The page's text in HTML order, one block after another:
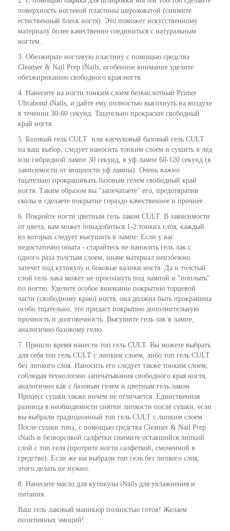
поверхность ногтевой пластины шероховатой (снимите
естественный блеск ногтя). Это поможет искусственному
материалу более качественно соединиться с натуральным
ногтем.
3. Обезжирьте ногтевую пластину с помощью средства
Cleanser & Nail Prep iNails, особенное внимание уделите
обезжириванию свободного края ногтя.
4. Нанесите на ногти тонким слоем безкислотный Primer
Ultrabond iNails, и дайте ему полностью высохнуть на воздухе
в течении 30-60 секунд. Тщательно прокрасьте свободный
край ногтя.
5. Базовый гель CULT или каучуковый базовый гель CULT
на ваш выбор, следует наносить тонким слоем и сушить в лед
или гибридной лампе 30 секунд, в уф лампе 60-120 секунд (в
зависимости от мощности уф лампы). Очень важно
тщательно прокрашивать базовым гелем свободный край
ногтя. Таким образом вы "запечатаете" его, предотвратив
сколы и сделаете покрытие гораздо качественнее и прочнее.
6. Покройте ногти цветным гель лаком CULT. В зависимости
от цвета, вам может понадобиться 1-2 тонких слоя, каждый
из которых следует высушить в лампе. Если у вас
недостаточно опыта - старайтесь не наносить гель лак с
одного раза толстым слоем, иначе материал неизбежно
затечет под кутикулу и боковые валики ногтя. Да и толстый
слой гель лака может не просохнуть под лампой и "поплыть"
по ногтю. Уделите особое внимание покрытию торцевой
части (свободному краю) ногтя, она должна быть прокрашена
особо тщательно, это придаст покрытию дополнительную
прочность и долговечность. Высушите гель лак в лампе,
аналогично базовому гелю.
7. Пришло время нанести топ гель CULT. Вы можете выбрать
для себя топ гель CULT с липким слоем, либо топ гель CULT
без липкого слоя. Наносить его следует также тонким слоем,
соблюдая технологию запечатывания свободного края ногтя,
аналогично как с базовым гелем и цветным гель лаком.
Процесс сушки также ничем не отличается. Единственная
разница в необходимости снятии липкости после сушки, если
вы выбрали традиционный топ гель CULT с липким слоем.
После сушки топа, с помощью средства Cleanser & Nail Prep
iNails и безворсовой салфетки снимите оставшийся липкий
слой с топ геля (протрите ногти салфеткой, смоченной в
средстве). Если же вы выбрали топ гель без липкого слоя,
этого делать не нужно.
8. Нанесите масло для кутикулы iNails для увлажнения и
питания.
Ваш гель лаковый маникюр полностью готов! Желаем
позитивных эмоций!